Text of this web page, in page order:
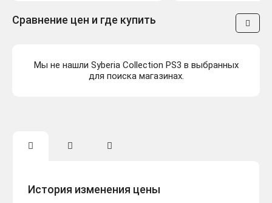
Сравнение цен и где купить
Мы не нашли Syberia Collection PS3 в выбранных
для поиска магазинах.
История изменения цены